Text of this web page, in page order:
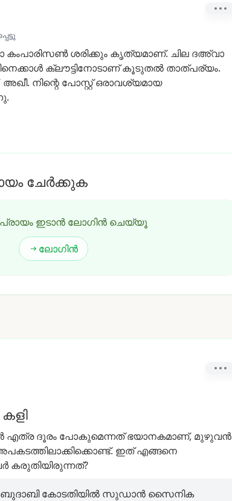
കംപാരിസൺ ശരിക്കും കൃത്യമാണ്. ചില ദഅ്വാ
ക്ലൗട്ടിനോടാണ് കൂടുതൽ താത്പര്യം.
അഖീ. നിന്റെ പോസ്റ്റ് ഒരാവശ്യമായ
ചേർക്കുക
ഇടാൻ ലോഗിൻ ചെയ്യൂ
ലോഗിൻ
എത്ര ദൂരം പോകുമെന്നത് ഭയാനകമാണ്, മുഴുവൻ
ഇത് എങ്ങനെ
കരുതിയിരുന്നത്?
കോടതിയിൽ സുഡാൻ സൈനിക